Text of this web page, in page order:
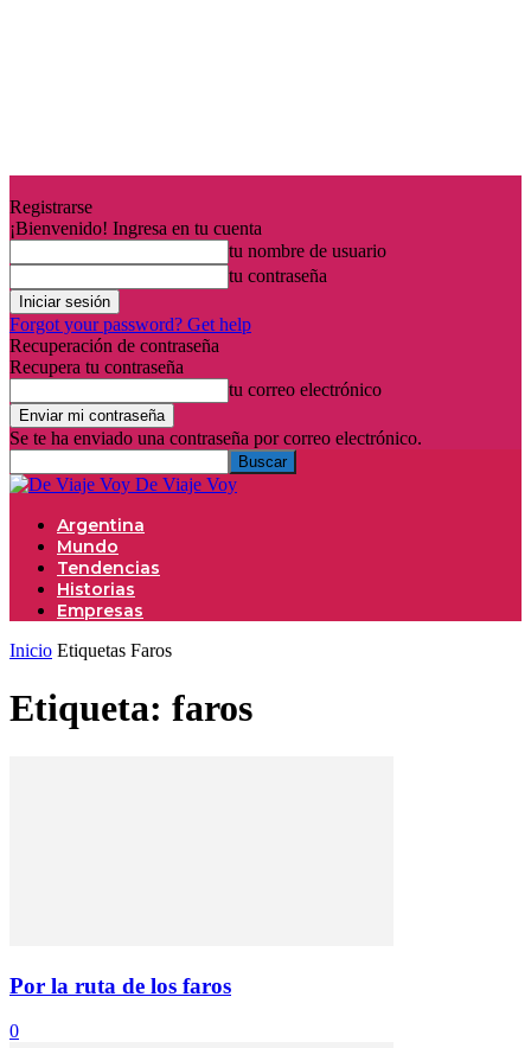
Registrarse
¡Bienvenido! Ingresa en tu cuenta
tu nombre de usuario
tu contraseña
Forgot your password? Get help
Recuperación de contraseña
Recupera tu contraseña
tu correo electrónico
Se te ha enviado una contraseña por correo electrónico.
De Viaje Voy
Argentina
Mundo
Tendencias
Historias
Empresas
Inicio Etiquetas Faros
Etiqueta: faros
Por la ruta de los faros
0